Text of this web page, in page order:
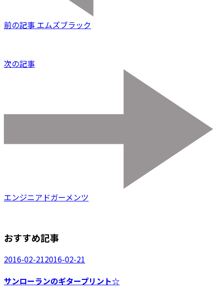
前の記事 エムズブラック
次の記事
エンジニアドガーメンツ
おすすめ記事
2016-02-212016-02-21
サンローランのギタープリント☆